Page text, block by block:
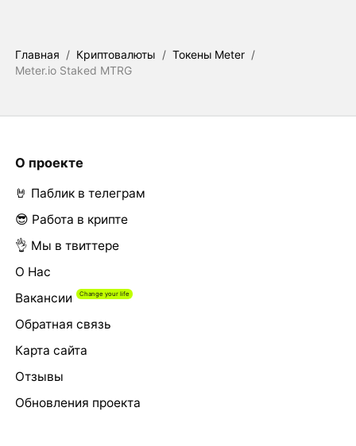
Главная / Криптовалюты / Токены Meter /
Meter.io Staked MTRG
О проекте
🤘 Паблик в телеграм
😎 Работа в крипте
👌 Мы в твиттере
О Нас
Вакансии
Обратная связь
Карта сайта
Отзывы
Обновления проекта